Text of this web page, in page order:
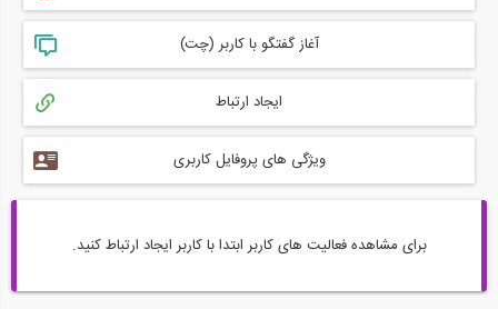
آغاز گفتگو با کاربر (چت)
ایجاد ارتباط
ویژگی های پروفایل کاربری
برای مشاهده فعالیت های کاربر ابتدا با کاربر ایجاد ارتباط کنید.